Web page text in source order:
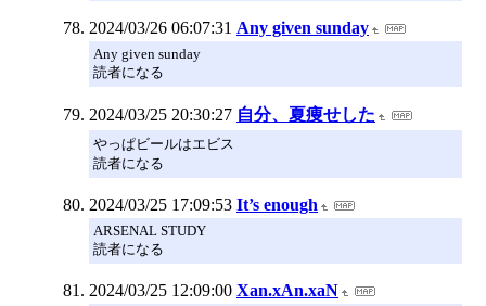
2024/03/26 06:07:31 Any given sunday
Any given sunday
読者になる
2024/03/25 20:30:27 自分、夏痩せした
やっぱビールはエビス
読者になる
2024/03/25 17:09:53 It’s enough
ARSENAL STUDY
読者になる
2024/03/25 12:09:00 Xan.xAn.xaN